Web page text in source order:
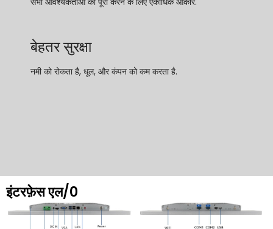
बेहतर सुरक्षा
नमी को रोकता है, धूल, और कंपन को कम करता है.
इंटरफ़ेस एल/0